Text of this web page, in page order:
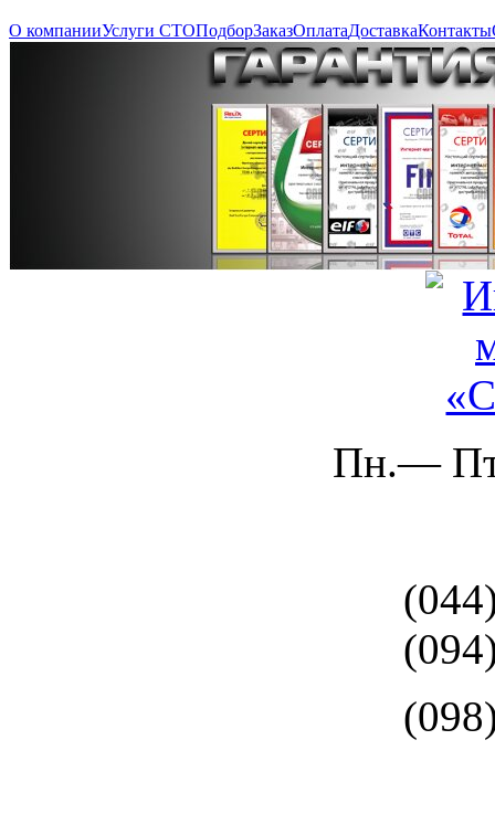
О компанииУслуги СТОПодборЗаказОплатаДоставкаКонтакты
Пн.—